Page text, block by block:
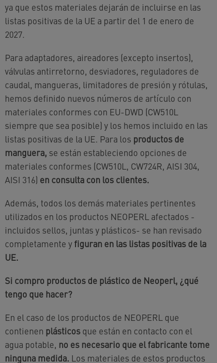
ya que estos materiales dejarán de incluirse en las
listas positivas de la UE a partir del 1 de enero de
2027.
Para adaptadores, aireadores (excepto insertos),
válvulas antirretorno, desviadores, reguladores de
caudal, mangueras, limitadores de presión y rótulas,
hemos definido nuevos números de artículo con
materiales conformes con EU-DWD (CW510L
siempre que sea posible) y los hemos incluido en las
listas positivas de la UE. Para los productos de
manguera, se están estableciendo opciones de
materiales conformes (CW510L, CW724R, AISI 304,
AISI 316) en consulta con los clientes.
Además, todos los demás materiales pertinentes
utilizados en los productos NEOPERL afectados -
incluidos sellos, juntas y plásticos- se han revisado
completamente y figuran en las listas positivas de la
UE.
Si compro productos de plástico de Neoperl, ¿qué
tengo que hacer?
En el caso de los productos de NEOPERL que
contienen plásticos que están en contacto con el
agua potable, no es necesario que el fabricante tome
ninguna medida. Los materiales de estos productos